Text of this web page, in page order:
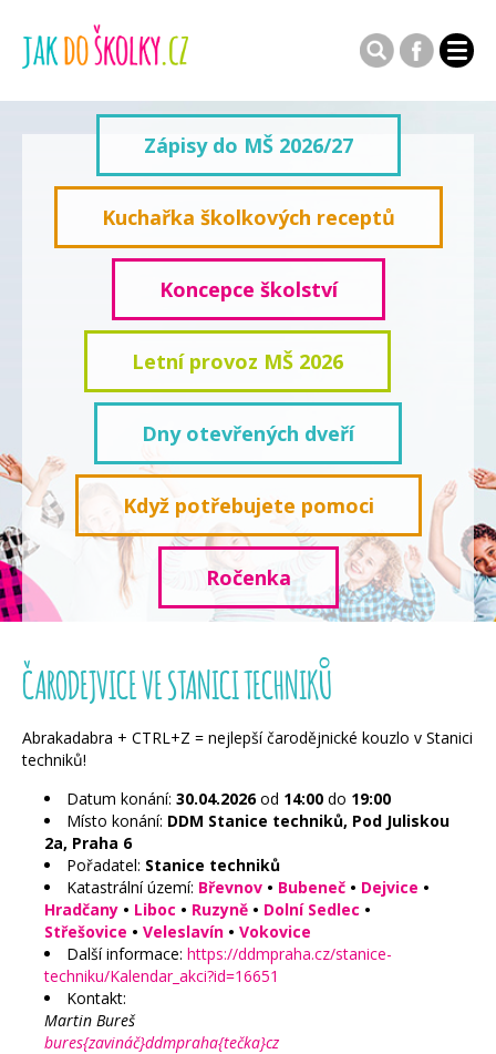
Zápisy do MŠ 2026/27
Kuchařka školkových receptů
Koncepce školství
Letní provoz MŠ 2026
Dny otevřených dveří
Když potřebujete pomoci
Ročenka
ČARODEJVICE VE STANICI TECHNIKŮ
Abrakadabra + CTRL+Z = nejlepší čarodějnické kouzlo v Stanici
techniků!
Datum konání: 30.04.2026od 14:00 do 19:00
Místo konání: DDM Stanice techniků, Pod Juliskou
2a, Praha 6
Pořadatel: Stanice techniků
Katastrální území: Břevnov • Bubeneč • Dejvice •
Hradčany • Liboc • Ruzyně • Dolní Sedlec •
Střešovice • Veleslavín • Vokovice
Další informace: https://ddmpraha.cz/stanice-
techniku/Kalendar_akci?id=16651
Kontakt:
Martin Bureš
bures{zavináč}ddmpraha{tečka}cz